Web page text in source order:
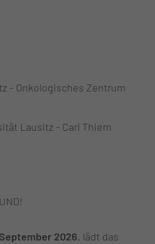
- Onkologisches Zentrum
Lausitz - Carl Thiem
2026, lädt das